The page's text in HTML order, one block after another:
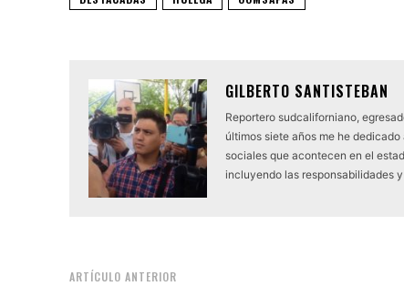
GILBERTO SANTISTEBAN
Reportero sudcaliforniano,
últimos siete años me he
sociales que acontecen en el
incluyendo las responsabilidades
ARTÍCULO ANTERIOR